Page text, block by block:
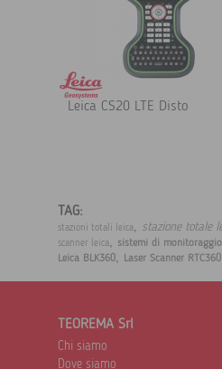
Leica CS20 LTE Disto
TAG:
stazioni totali leica, stazione totale
scanner leica, sistemi di
Leica BLK360, Laser Scanner RTC360
TEOREMA Srl
Chi siamo
Dove siamo